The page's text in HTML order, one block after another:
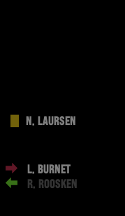
N. LAURSEN
L. BURNET
R. ROOSKEN